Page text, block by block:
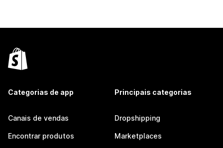
Categorias de app
Canais de vendas
Encontrar produtos
Principais categorias
Dropshipping
Marketplaces